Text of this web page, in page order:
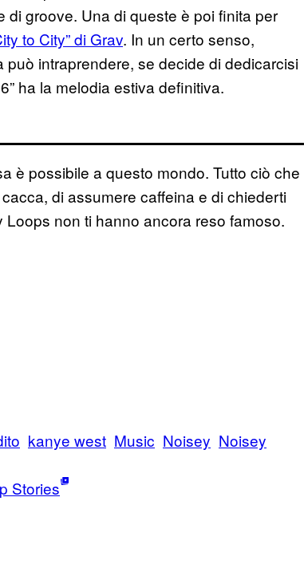
groove. Una di queste è poi finita per
to City” di Grav. In un certo senso,
intraprendere, se decide di dedicarcisi
ha la melodia estiva definitiva.
è possibile a questo mondo. Tutto ciò che
di assumere caffeina e di chiederti
non ti hanno ancora reso famoso.
kanye west Music Noisey Noisey
Stories